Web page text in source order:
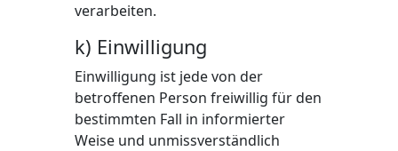
verarbeiten.
k) Einwilligung
Einwilligung ist jede von der
betroffenen Person freiwillig für den
bestimmten Fall in informierter
Weise und unmissverständlich